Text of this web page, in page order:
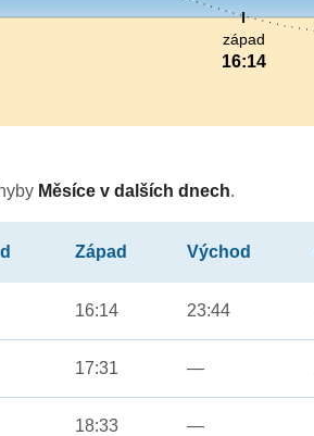
západ
16:14
Měsíce v dalších dnech.
Západ Východ
16:14 23:44
17:31 —
18:33 —